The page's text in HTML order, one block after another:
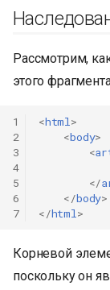
Рассмотрим,
этого
1
2
3
4
5
6
7
<html >
<body>
<
</
</body>
</html >
Корневой
поскольку он